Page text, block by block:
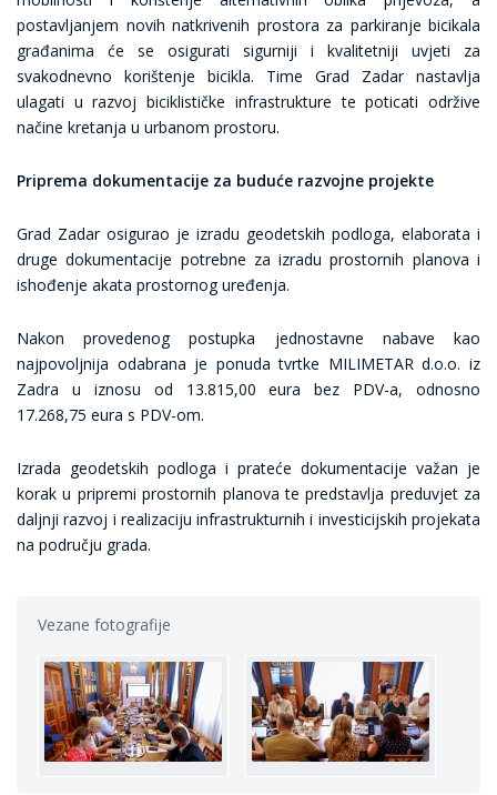
postavljanjem novih natkrivenih prostora za parkiranje bicikala
građanima će se osigurati sigurniji i kvalitetniji uvjeti za
svakodnevno korištenje bicikla. Time Grad Zadar nastavlja
ulagati u razvoj biciklističke infrastrukture te poticati održive
načine kretanja u urbanom prostoru.
Priprema dokumentacije za buduće razvojne projekte
Grad Zadar osigurao je izradu geodetskih podloga, elaborata i
druge dokumentacije potrebne za izradu prostornih planova i
ishođenje akata prostornog uređenja.
Nakon provedenog postupka jednostavne nabave kao
najpovoljnija odabrana je ponuda tvrtke MILIMETAR d.o.o. iz
Zadra u iznosu od 13.815,00 eura bez PDV-a, odnosno
17.268,75 eura s PDV-om.
Izrada geodetskih podloga i prateće dokumentacije važan je
korak u pripremi prostornih planova te predstavlja preduvjet za
daljnji razvoj i realizaciju infrastrukturnih i investicijskih projekata
na području grada.
Vezane fotografije